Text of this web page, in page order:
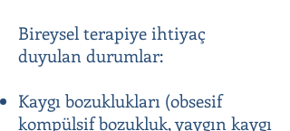
Bireysel terapiye ihtiyaç
duyulan durumlar:
Kaygı bozuklukları (obsesif
kompülsif bozukluk, yaygın kaygı